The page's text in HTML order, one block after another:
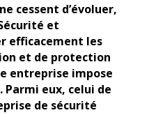
cessent d’évoluer,
et
efficacement les
et de protection
entreprise impose
Parmi eux, celui de
de sécurité